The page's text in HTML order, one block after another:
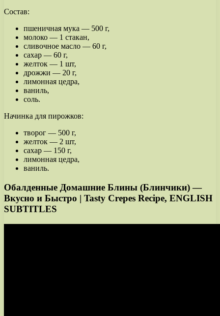
Состав:
пшеничная мука — 500 г,
молоко — 1 стакан,
сливочное масло — 60 г,
сахар — 60 г,
желток — 1 шт,
дрожжи — 20 г,
лимонная цедра,
ваниль,
соль.
Начинка для пирожков:
творог — 500 г,
желток — 2 шт,
сахар — 150 г,
лимонная цедра,
ваниль.
Обалденные Домашние Блины (Блинчики) —
Вкусно и Быстро | Tasty Crepes Recipe, ENGLISH
SUBTITLES